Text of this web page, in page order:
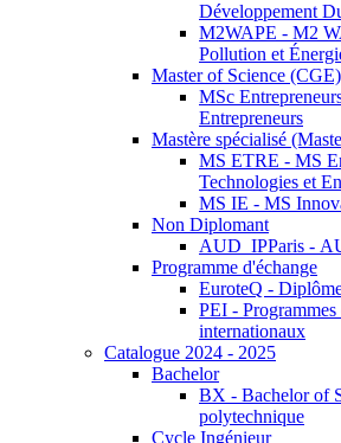
Développement
M2WAPE - M2
Pollution et
Master of Science (CGE)
MSc
Entrepreneurs
Mastère spécialisé
MS ETRE - MS
Technologies et
MS IE - MS
Non Diplomant
AUD_IPParis -
Programme d'échange
EuroteQ -
PEI - Programmes
internationaux
Catalogue 2024 - 2025
Bachelor
BX - Bachelor of
polytechnique
Cycle Ingénieur